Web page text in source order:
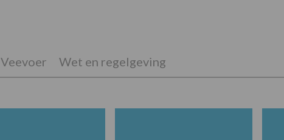
Veevoer Wet en regelgeving